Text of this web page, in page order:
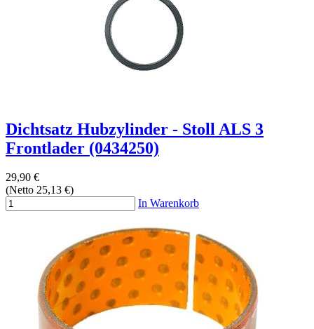
Dichtsatz Hubzylinder - Stoll ALS 3
Frontlader (0434250)
29,90 €
(Netto 25,13 €)
In Warenkorb